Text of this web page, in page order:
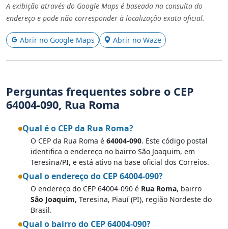
A exibição através do Google Maps é baseada na consulta do
endereço e pode não corresponder à localização exata oficial.
Abrir no Google Maps Abrir no Waze
Perguntas frequentes sobre o CEP
64004-090, Rua Roma
Qual é o CEP da Rua Roma?
O CEP da Rua Roma é 64004-090. Este código postal
identifica o endereço no bairro São Joaquim, em
Teresina/PI, e está ativo na base oficial dos Correios.
Qual o endereço do CEP 64004-090?
O endereço do CEP 64004-090 é Rua Roma, bairro
São Joaquim, Teresina, Piauí (PI), região Nordeste do
Brasil.
Qual o bairro do CEP 64004-090?